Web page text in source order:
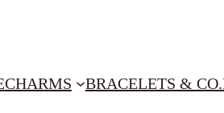
CHARMS BRACELETS & CO.